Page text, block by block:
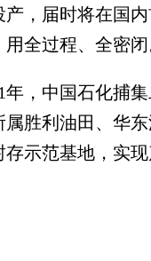
，届时将在国
全过程、全密闭
中国石化捕集
胜利油田、华
示范基地，实